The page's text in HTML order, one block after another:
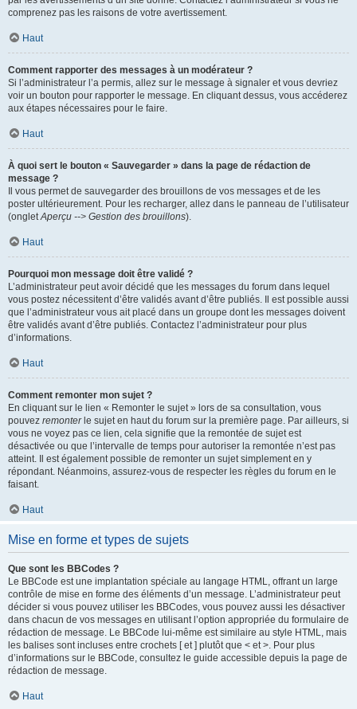
comprenez pas les raisons de votre avertissement.
Haut
Comment rapporter des messages à un modérateur ?
Si l’administrateur l’a permis, allez sur le message à signaler et vous devriez
voir un bouton pour rapporter le message. En cliquant dessus, vous accéderez
aux étapes nécessaires pour le faire.
Haut
À quoi sert le bouton « Sauvegarder » dans la page de rédaction de
message ?
Il vous permet de sauvegarder des brouillons de vos messages et de les
poster ultérieurement. Pour les recharger, allez dans le panneau de l’utilisateur
(ongletAperçu --> Gestion des brouillons).
Haut
Pourquoi mon message doit être validé ?
L’administrateur peut avoir décidé que les messages du forum dans lequel
vous postez nécessitent d’être validés avant d’être publiés. Il est possible aussi
que l’administrateur vous ait placé dans un groupe dont les messages doivent
être validés avant d’être publiés. Contactez l’administrateur pour plus
d’informations.
Haut
Comment remonter mon sujet ?
En cliquant sur le lien « Remonter le sujet » lors de sa consultation, vous
pouvez remonterle sujet en haut du forum sur la première page. Par ailleurs, si
vous ne voyez pas ce lien, cela signifie que la remontée de sujet est
désactivée ou que l’intervalle de temps pour autoriser la remontée n’est pas
atteint. Il est également possible de remonter un sujet simplement en y
répondant. Néanmoins, assurez-vous de respecter les règles du forum en le
faisant.
Haut
Mise en forme et types de sujets
Que sont les BBCodes ?
Le BBCode est une implantation spéciale au langage HTML, offrant un large
contrôle de mise en forme des éléments d’un message. L’administrateur peut
décider si vous pouvez utiliser les BBCodes, vous pouvez aussi les désactiver
dans chacun de vos messages en utilisant l’option appropriée du formulaire de
rédaction de message. Le BBCode lui-même est similaire au style HTML, mais
les balises sont incluses entre crochets [ et ] plutôt que < et >. Pour plus
d’informations sur le BBCode, consultez le guide accessible depuis la page de
rédaction de message.
Haut